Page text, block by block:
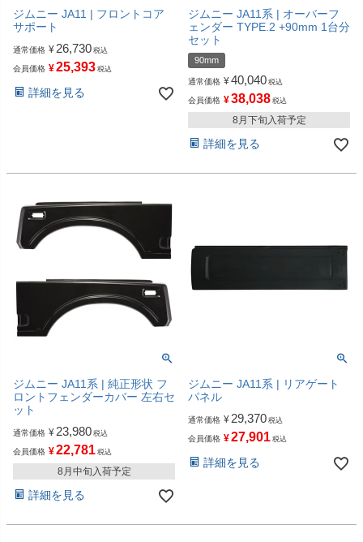
ジムニー JA11 | フロントコア
サポート
通常価格 ¥ 26,730 税込
会員価格 ¥25,393 税込
詳細を見る
ジムニー JA11系 | オーバーフ
ェンダー TYPE.2 +90mm 1台分
セット
90mm
通常価格 ¥40,040 税込
会員価格 ¥38,038 税込
8月下旬入荷予定
詳細を見る
ジムニー JA11系 | 純正形状 フ
ロントフェンダーカバー 左右セ
ット
通常価格 ¥ 23,980 税込
会員価格 ¥22,781 税込
8月中旬入荷予定
詳細を見る
ジムニー JA11系 | リアゲート
パネル
通常価格 ¥ 29,370 税込
会員価格 ¥27,901 税込
詳細を見る